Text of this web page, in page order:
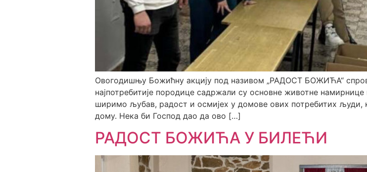
Овогодишњу Божићну акцију под називом „РАДОСТ БОЖИЋА“
најпотребитије породице садржали су основне животне
ширимо љубав, радост и осмијех у домове ових потребитих људи,
дому. Нека би Господ дао да ово […]
РАДОСТ БОЖИЋА У БИЛЕЋИ